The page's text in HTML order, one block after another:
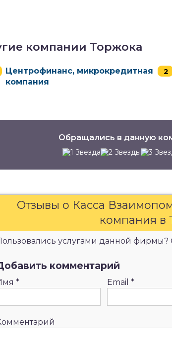
компании Торжока
Центрофинанс, микрокредитная
компания
Обращались в данную
Отзывы о Касса
компания в
услугами данной фирмы?
комментарий
* Email *